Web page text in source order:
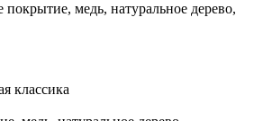
покрытие, медь, натуральное дерево,
классика